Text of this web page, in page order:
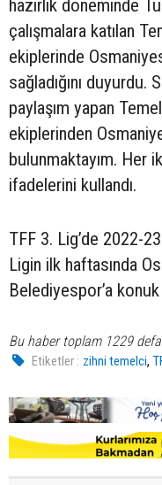
hazırlık döneminde
çalışmalara katılan
ekiplerinde
sağladığını duyurdu.
paylaşım yapan
ekiplerinden
bulunmaktayım. Her
ifadelerini kullandı.
TFF 3. Lig’de 2022-
Ligin ilk haftasında
Belediyespor’a
Bu haber toplam 1229
Etiketler : zihni temelci,